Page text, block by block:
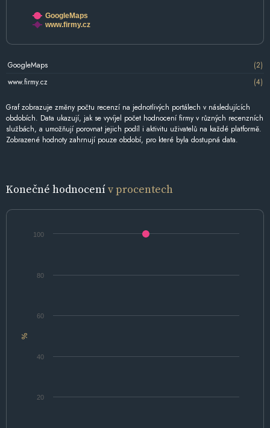
GoogleMaps
www.firmy.cz
GoogleMaps
(2)
www.firmy.cz
(4)
Graf zobrazuje změny počtu recenzí na jednotlivých portálech v následujících
obdobích. Data ukazují, jak se vyvíjel počet hodnocení firmy v různých recenzních
službách, a umožňují porovnat jejich podíl i aktivitu uživatelů na každé platformě.
Zobrazené hodnoty zahrnují pouze období, pro které byla dostupná data.
Konečné hodnocenív procentech
%
20
40
60
80
100